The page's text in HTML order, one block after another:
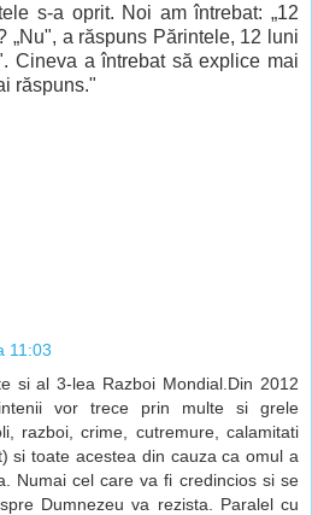
s-a oprit. Noi am întrebat: „12
„Nu", a răspuns Părintele, 12 luni
Cineva a întrebat să explice mai
răspuns."
11:03
si al 3-lea Razboi Mondial.Din 2012
vor trece prin multe si grele
razboi, crime, cutremure, calamitati
si toate acestea din cauza ca omul a
Numai cel care va fi credincios si se
Dumnezeu va rezista. Paralel cu